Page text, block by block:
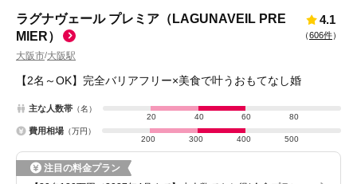
ラグナヴェール プレミア（LAGUNAVEIL PRE
MIER）
大阪市/大阪駅
4.1
（606件）
【2名～OK】完全バリアフリー×美食で叶うおもてなし婚
主な人数帯 （名）
20
40 60 80
費用相場 （万円）
200
300 400 500
注目の料金プラン